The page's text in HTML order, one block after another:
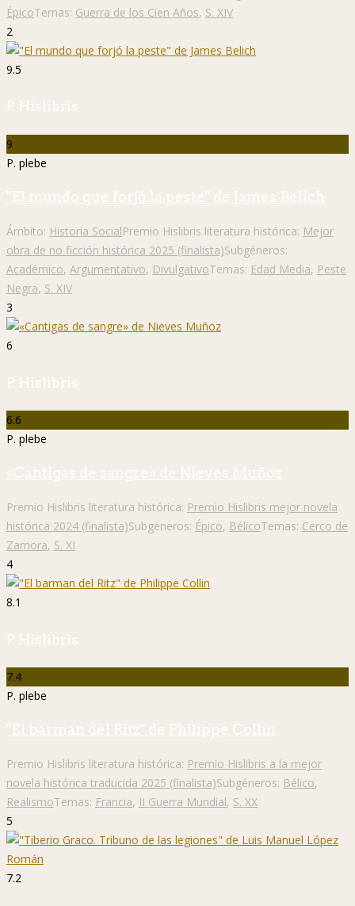
ÉpicoTemas: Guerra de los Cien Años, S. XIV
2
9.5
P. Hislibris
9
P. plebe
"El mundo que forjó la peste" de James Belich
Ámbito: Historia SocialPremio Hislibris literatura histórica: Mejor
obra de no ficción histórica 2025 (finalista)Subgéneros:
Académico, Argumentativo, DivulgativoTemas: Edad Media, Peste
Negra, S. XIV
3
6
P. Hislibris
6.6
P. plebe
«Cantigas de sangre» de Nieves Muñoz
Premio Hislibris literatura histórica: Premio Hislibris mejor novela
histórica 2024 (finalista)Subgéneros: Épico, BélicoTemas: Cerco de
Zamora, S. XI
4
8.1
P. Hislibris
7.4
P. plebe
"El barman del Ritz" de Philippe Collin
Premio Hislibris literatura histórica: Premio Hislibris a la mejor
novela histórica traducida 2025 (finalista)Subgéneros: Bélico,
RealismoTemas: Francia, II Guerra Mundial, S. XX
5
7.2